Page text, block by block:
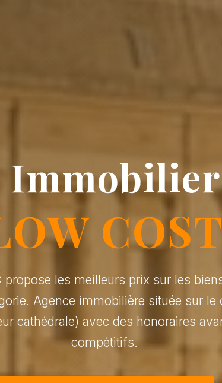
propose les meilleurs prix sur les
Agence immobilière située sur le
cathédrale) avec des honoraires
compétitifs.